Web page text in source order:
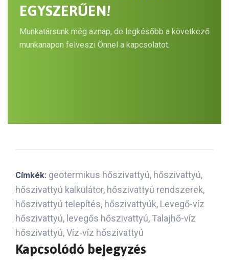
EGYSZERŰEN!
Munkatársunk még aznap, de legkésőbb a következő
munkanapon felveszi Önnel a kapcsolatot.
Címkék: geotermikus hőszivattyú, hőszivattyú,
hőszivattyú kalkulátor, hőszivattyú rendszerek,
hőszivattyú telepítés, hőszivattyúk, Levegő-víz
hőszivattyú, levegős hőszivattyú, Talajhő-víz
hőszivattyú,Víz-víz hőszivattyú
Kapcsolódó bejegyzés